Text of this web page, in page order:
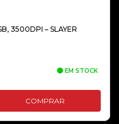
3500DPI – SLAYER
EM STOCK
COMPRAR